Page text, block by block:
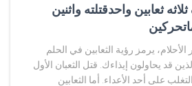
ثعابين واحدقتلته واثنين
يرمز رؤية الثعابين في الحلم
قد يحاولون إيذاءك. قتل الثعبان الأول
على أحد الأعداء. أما الثعابين